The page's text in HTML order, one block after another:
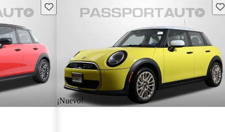
Guarda este Aviso
¡Nuevo!